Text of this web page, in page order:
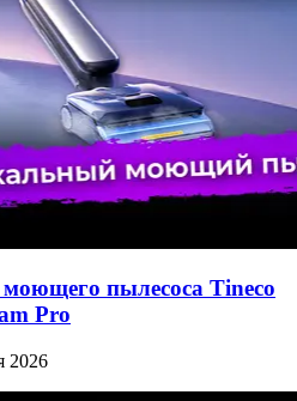
пылесоса Tineco
Pro
2026